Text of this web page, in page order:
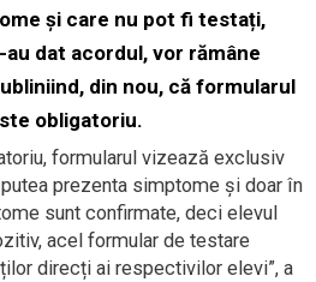
și care nu pot fi testați,
dat acordul, vor rămâne
din nou, că formularul
obligatoriu.
formularul vizează exclusiv
prezenta simptome și doar în
sunt confirmate, deci elevul
acel formular de testare
direcți ai respectivilor elevi”, a